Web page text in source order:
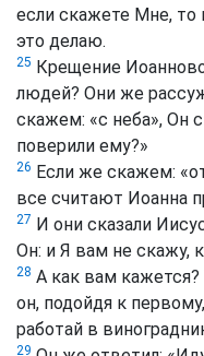
если скажете Мне,
это делаю.
25 Крещение
людей? Они же
скажем: «с неба», Он
поверили ему?»
26 Если же скажем:
все считают Иоанна
27 И они сказали
Он: и Я вам не скажу,
28 А как вам
он, подойдя к
работай в
29